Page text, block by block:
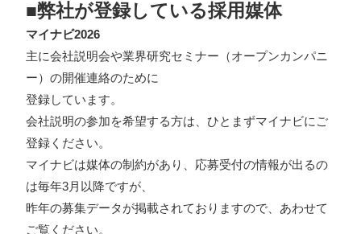
■弊社が登録している採用媒体
マイナビ2026
主に会社説明会や業界研究セミナー（オープンカンパニ
ー）の開催連絡のために
登録しています。
会社説明の参加を希望する方は、ひとまずマイナビにご
登録ください。
マイナビは媒体の制約があり、応募受付の情報が出るの
は毎年3月以降ですが、
昨年の募集データが掲載されておりますので、あわせて
ご覧ください。